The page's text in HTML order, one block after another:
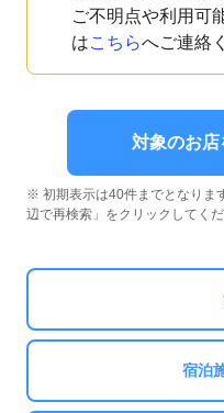
ご不明点や利用可
はこちらへご連絡
対象のお
※ 初期表示は40件までとなりま
辺で再検索」をクリックしてくだ
宿泊